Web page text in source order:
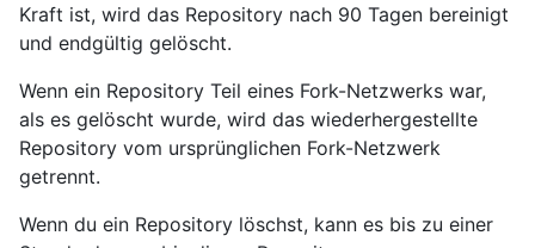
Kraft ist, wird das Repository nach 90 Tagen bereinigt
und endgültig gelöscht.
Wenn ein Repository Teil eines Fork-Netzwerks war,
als es gelöscht wurde, wird das wiederhergestellte
Repository vom ursprünglichen Fork-Netzwerk
getrennt.
Wenn du ein Repository löschst, kann es bis zu einer